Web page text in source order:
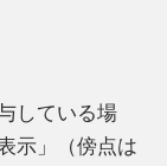
している場
示」（傍点は